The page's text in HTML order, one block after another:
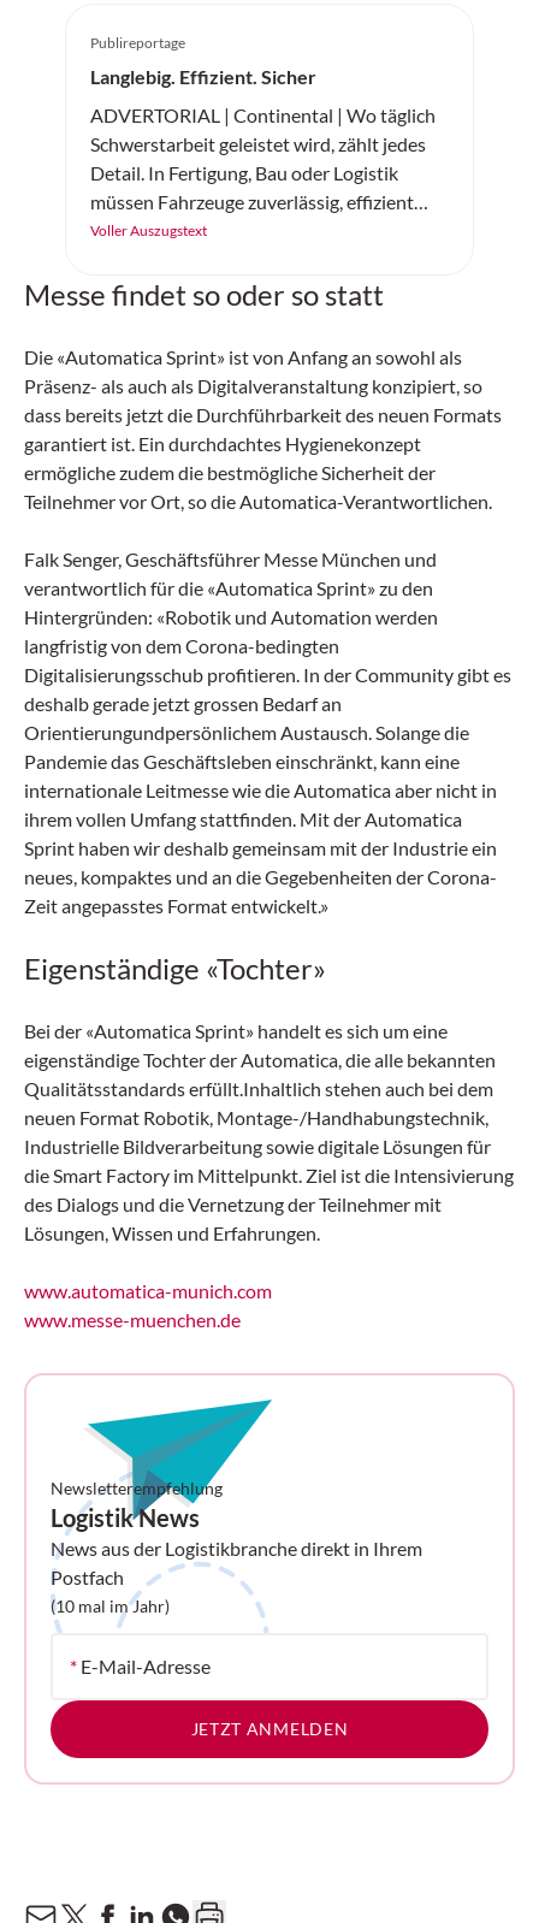
Publireportage
Langlebig. Effizient. Sicher
ADVERTORIAL | Continental | Wo täglich
Schwerstarbeit geleistet wird, zählt jedes
Detail. In Fertigung, Bau oder Logistik
müssen Fahrzeuge zuverlässig, effizient
und sicher arbeiten. Der «SC20+» von
Vollgummireifen – gemacht für
Voller Auszugstext
Messe findet so oder so statt
Die «Automatica Sprint» ist von Anfang an sowohl als
Präsenz- als auch als Digitalveranstaltung konzipiert, so
dass bereits jetzt die Durchführbarkeit des neuen Formats
garantiert ist. Ein durchdachtes Hygienekonzept
ermögliche zudem die bestmögliche Sicherheit der
Teilnehmer vor Ort, so die Automatica-Verantwortlichen.
Falk Senger, Geschäftsführer Messe München und
verantwortlich für die «Automatica Sprint» zu den
Hintergründen: «Robotik und Automation werden
langfristig von dem Corona-bedingten
Digitalisierungsschub profitieren. In der Community gibt es
deshalb gerade jetzt grossen Bedarf an
Orientierungundpersönlichem Austausch. Solange die
Pandemie das Geschäftsleben einschränkt, kann eine
internationale Leitmesse wie die Automatica aber nicht in
ihrem vollen Umfang stattfinden. Mit der Automatica
Sprint haben wir deshalb gemeinsam mit der Industrie ein
neues, kompaktes und an die Gegebenheiten der Corona-
Zeit angepasstes Format entwickelt.»
Eigenständige «Tochter»
Bei der «Automatica Sprint» handelt es sich um eine
eigenständige Tochter der Automatica, die alle bekannten
Qualitätsstandards erfüllt.Inhaltlich stehen auch bei dem
neuen Format Robotik, Montage-/Handhabungstechnik,
Industrielle Bildverarbeitung sowie digitale Lösungen für
die Smart Factory im Mittelpunkt. Ziel ist die Intensivierung
des Dialogs und die Vernetzung der Teilnehmer mit
Lösungen, Wissen und Erfahrungen.
www.automatica-munich.com
www.messe-muenchen.de
Newsletterempfehlung
Logistik News
News aus der Logistikbranche direkt in Ihrem
Postfach
(10 mal im Jahr)
* E-Mail-Adresse
JETZT ANMELDEN